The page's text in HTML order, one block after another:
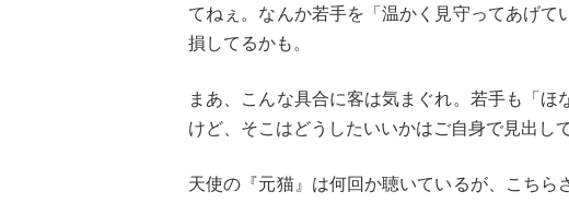
てねぇ。なんか若手を「温かく見守ってあげ
損してるかも。
まあ、こんな具合に客は気まぐれ。若手も「ほ
けど、そこはどうしたいいかはご自身で見出し
天使の『元猫』は何回か聴いているが、こち